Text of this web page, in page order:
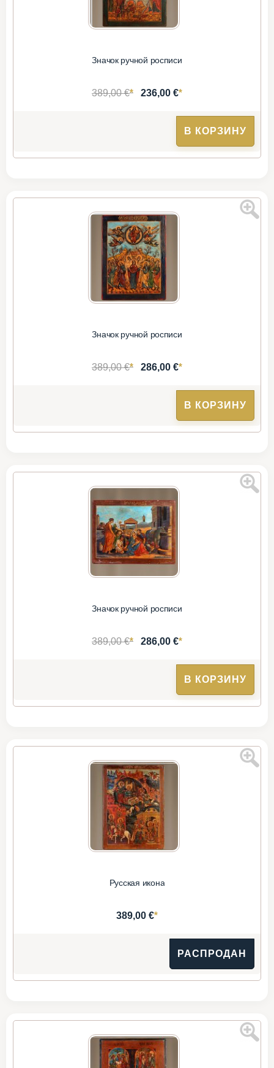
Значок ручной росписи
389,00 €* 236,00 €*
В КОРЗИНУ
Значок ручной росписи
389,00 €* 286,00 €*
В КОРЗИНУ
Значок ручной росписи
389,00 €* 286,00 €*
В КОРЗИНУ
Русская икона
389,00 €*
РАСПРОДАН